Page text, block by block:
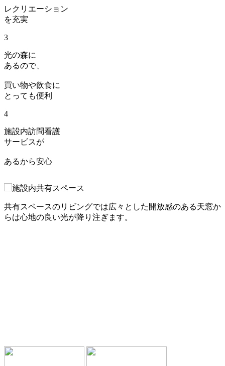
レクリエーション
を充実
3
光の森に
あるので、
買い物や飲食に
とっても便利
4
施設内訪問看護
サービスが
あるから安心
共有スペースのリビングでは広々とした開放感のある天窓か
らは心地の良い光が降り注ぎます。